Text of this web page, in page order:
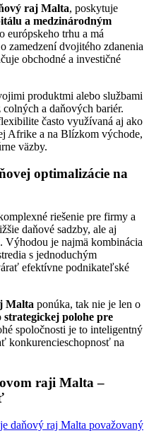
raj Malta, poskytuje
a medzinárodným
európskeho trhu a má
zamedzení dvojitého zdanenia
obchodné a investičné
produktmi alebo službami
a daňových bariér.
často využívaná aj ako
Afrike a na Blízkom východe,
väzby.
optimalizácie na
riešenie pre firmy a
daňové sadzby, ale aj
Výhodou je najmä kombinácia
s jednoduchým
efektívne podnikateľské
Malta ponúka, tak nie je len o
strategickej polohe pre
spoločnosti je to inteligentný
konkurencieschopnosť na
raji Malta –
daňový raj Malta považovaný